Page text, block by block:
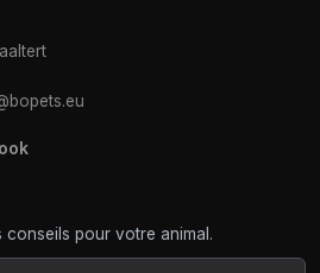
pour votre animal.